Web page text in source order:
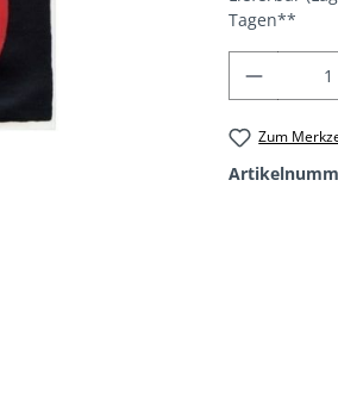
Tagen**
Zum